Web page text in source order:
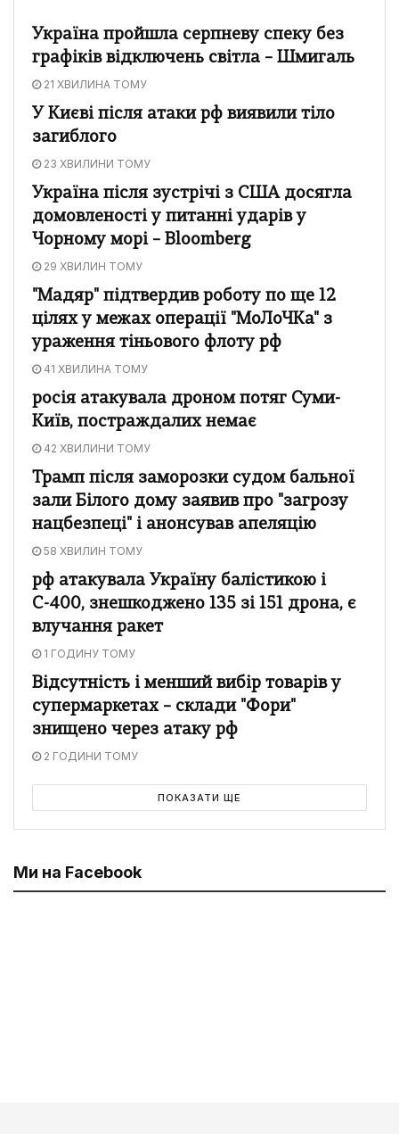
Україна пройшла серпневу спеку без
графіків відключень світла – Шмигаль
21 ХВИЛИНА ТОМУ
У Києві після атаки рф виявили тіло
загиблого
23 ХВИЛИНИ ТОМУ
Україна після зустрічі з США досягла
домовленості у питанні ударів у
Чорному морі – Bloomberg
29 ХВИЛИН ТОМУ
"Мадяр" підтвердив роботу по ще 12
цілях у межах операції "МоЛоЧКа" з
ураження тіньового флоту рф
41 ХВИЛИНА ТОМУ
росія атакувала дроном потяг Суми-
Київ, постраждалих немає
42 ХВИЛИНИ ТОМУ
Трамп після заморозки судом бальної
зали Білого дому заявив про "загрозу
нацбезпеці" і анонсував апеляцію
58 ХВИЛИН ТОМУ
рф атакувала Україну балістикою і
С-400, знешкоджено 135 зі 151 дрона, є
влучання ракет
1 ГОДИНУ ТОМУ
Відсутність і менший вибір товарів у
супермаркетах – склади "Фори"
знищено через атаку рф
2 ГОДИНИ ТОМУ
ПОКАЗАТИ ЩЕ
Ми на Facebook